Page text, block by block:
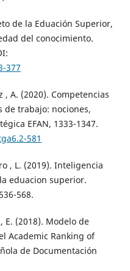
de la Eduación Superior,
del conocimiento.
377
, A. (2020). Competencias
de trabajo: nociones,
EFAN, 1333-1347.
581
, L. (2019). Inteligencia
eduacion superior.
568.
E. (2018). Modelo de
Academic Ranking of
de Documentación